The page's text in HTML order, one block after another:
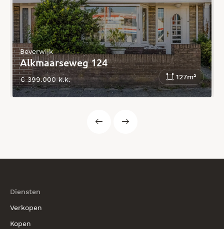
Beverwijk
Alkmaarseweg 124
€ 399.000 k.k. 127m²
Diensten
Verkopen
Kopen